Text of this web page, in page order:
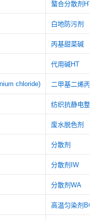
螯合分散剂HT
白地防污剂
丙基甜菜碱
代用碱HT
chloride) 二甲基二烯丙
纺织抗静电整
废水脱色剂
分散剂
分散剂IW
分散剂WA
高温匀染剂